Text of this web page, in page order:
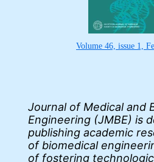
Volume 46, issue 1,
Journal of Medical and
Engineering (JMBE) is
publishing academic
of biomedical
of fostering